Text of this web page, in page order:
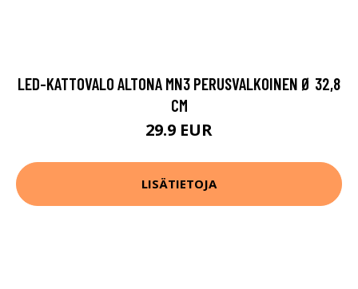
LED-KATTOVALO ALTONA MN3 PERUSVALKOINEN Ø 32,8
CM
29.9 EUR
LISÄTIETOJA